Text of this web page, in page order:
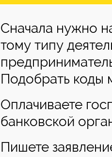
Сначала нужно
тому типу
Подобрать коды
Оплачиваете
банковской
Пишете